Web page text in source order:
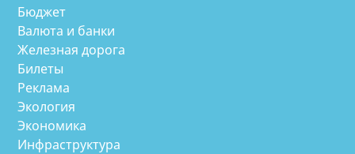
Бюджет
Валюта и банки
Железная дорога
Билеты
Реклама
Экология
Экономика
Инфраструктура